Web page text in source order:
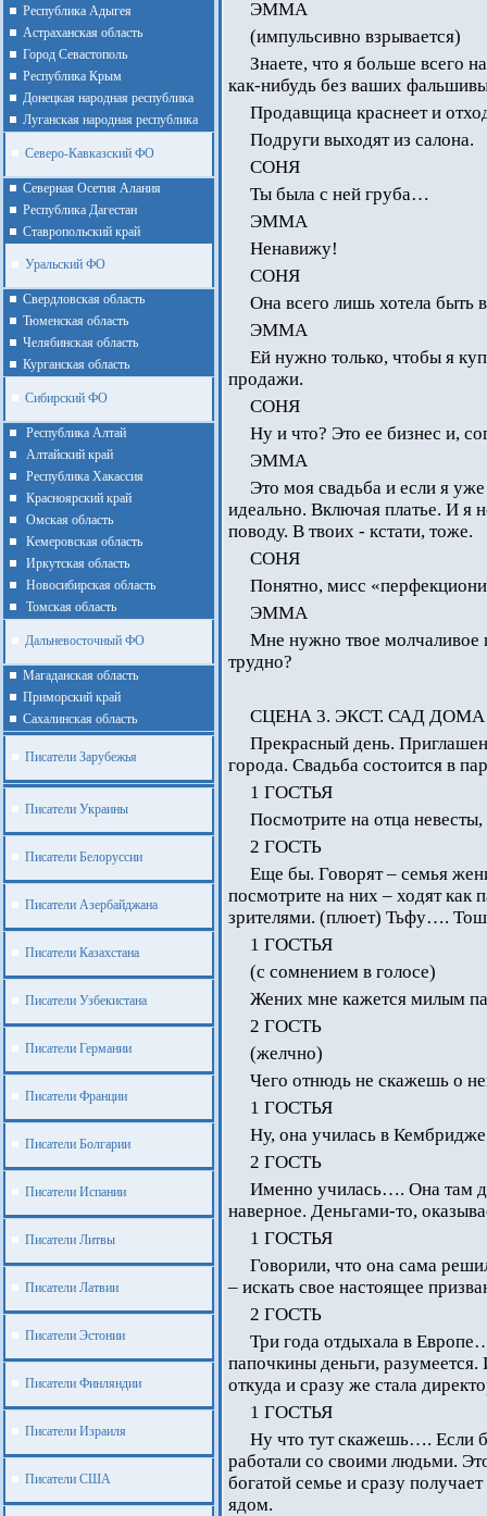
Республика Адыгея
Астраханская область
Город Севастополь
Республика Крым
Донецкая народная республика
Луганская народная республика
Северо-Кавказский ФО
Северная Осетия Алания
Республика Дагестан
Ставропольский край
Уральский ФО
Cвердловская область
Тюменская область
Челябинская область
Курганская область
Сибирский ФО
Республика Алтай
Алтайcкий край
Республика Хакассия
Красноярский край
Омская область
Кемеровская область
Иркутская область
Новосибирская область
Томская область
Дальневосточный ФО
Магаданская область
Приморский край
Cахалинская область
Писатели Зарубежья
Писатели Украины
Писатели Белоруссии
Писатели Азербайджана
Писатели Казахстана
Писатели Узбекистана
Писатели Германии
Писатели Франции
Писатели Болгарии
Писатели Испании
Писатели Литвы
Писатели Латвии
Писатели Эстонии
Писатели Финляндии
Писатели Израиля
Писатели США
ЭММА
(импульсивно взрывается)
Знаете, что я больше всего
как-нибудь без ваших
Продавщица краснеет и
Подруги выходят из салона.
СОНЯ
Ты была с ней груба…
ЭММА
Ненавижу!
СОНЯ
Она всего лишь хотела быть
ЭММА
Ей нужно только, чтобы я
продажи.
СОНЯ
Ну и что? Это ее бизнес и,
ЭММА
Это моя свадьба и если я
идеально. Включая платье. И я
поводу. В твоих - кстати, тоже.
СОНЯ
Понятно, мисс
ЭММА
Мне нужно твое молчаливое
трудно?
СЦЕНА 3. ЭКСТ. САД
Прекрасный день.
города. Свадьба состоится в
1 ГОСТЬЯ
Посмотрите на отца
2 ГОСТЬ
Еще бы. Говорят – семья
посмотрите на них – ходят
зрителями. (плюет) Тьфу….
1 ГОСТЬЯ
(с сомнением в голосе)
Жених мне кажется милым
2 ГОСТЬ
(желчно)
Чего отнюдь не скажешь о
1 ГОСТЬЯ
Ну, она училась в
2 ГОСТЬ
Именно училась…. Она там
наверное. Деньгами-то,
1 ГОСТЬЯ
Говорили, что она сама
– искать свое настоящее
2 ГОСТЬ
Три года отдыхала в
папочкины деньги,
откуда и сразу же стала
1 ГОСТЬЯ
Ну что тут скажешь…. Если
работали со своими людьми.
богатой семье и сразу
ядом.